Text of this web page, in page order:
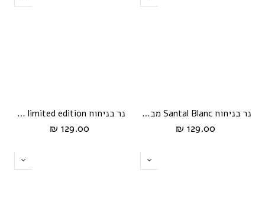
נר בניחוח Santal Blanc מבית Whick
129.00 ₪
נר בניחוח limited edition מבית Whick
129.00 ₪